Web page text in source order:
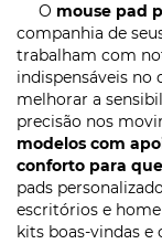
O mouse pad
companhia de
trabalham com
indispensáveis no
melhorar a
precisão nos
modelos com
conforto para
pads
escritórios e
kits boas-vindas